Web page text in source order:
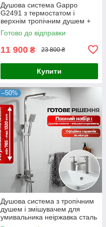
Душова система Gappo
G2491 з термостатом і
верхнім тропічним душем +
змішувач для умивальника
Готово до відправки
11 900 ₴ 23 800 ₴
Купити
–50%
Душова система з тропічним
душем і змішувачем для
умивальника неіржавка сталь
у кольорі сатин